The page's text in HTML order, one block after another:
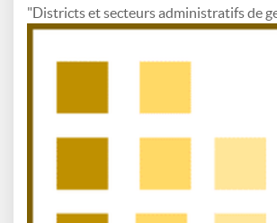
"Districts et secteurs administratifs de